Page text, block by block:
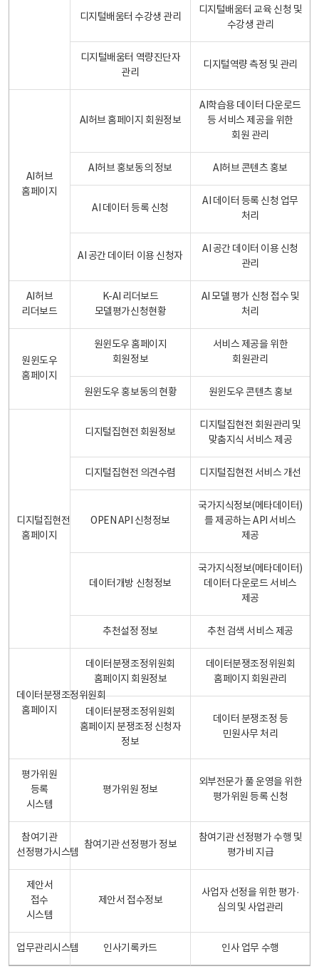
디지털배움터 수강생 관리
디지털배움터 교육 신청 및
수강생 관리
디지털배움터 역량진단자
관리
디지털역량 측정 및 관리
AI허브
홈페이지
AI허브 홈페이지 회원정보
AI학습용 데이터 다운로드
등 서비스 제공을 위한
회원 관리
AI허브 홍보동의 정보 AI허브 콘텐츠 홍보
AI 데이터 등록 신청
AI 데이터 등록 신청 업무
처리
AI 공간 데이터 이용 신청자
AI 공간 데이터 이용 신청
관리
AI허브
리더보드
K-AI 리더보드
모델평가신청현황
AI 모델 평가 신청 접수 및
처리
원윈도우
홈페이지
원윈도우 홈페이지
회원정보
서비스 제공을 위한
회원관리
원윈도우 홍보동의 현황 원윈도우 콘텐츠 홍보
디지털집현전
홈페이지
디지털집현전 회원정보
디지털집현전 회원관리 및
맞춤지식 서비스 제공
디지털집현전 의견수렴 디지털집현전 서비스 개선
OPEN API 신청정보
국가지식정보(메타데이터)
를 제공하는 API 서비스
제공
데이터개방 신청정보
국가지식정보(메타데이터)
데이터 다운로드 서비스
제공
추천설정 정보 추천 검색 서비스 제공
데이터분쟁조정위원회
홈페이지
데이터분쟁조정위원회
홈페이지 회원정보
데이터분쟁조정위원회
홈페이지 회원관리
데이터분쟁조정위원회
홈페이지 분쟁조정 신청자
정보
데이터 분쟁조정 등
민원사무 처리
평가위원
등록
시스템
평가위원 정보
외부전문가 풀 운영을 위한
평가위원 등록 신청
참여기관
선정평가시스템
참여기관 선정평가 정보
참여기관 선정평가 수행 및
평가비 지급
제안서
접수
시스템
제안서 접수정보
사업자 선정을 위한 평가·
심의 및 사업관리
업무관리시스템 인사기록카드 인사 업무 수행